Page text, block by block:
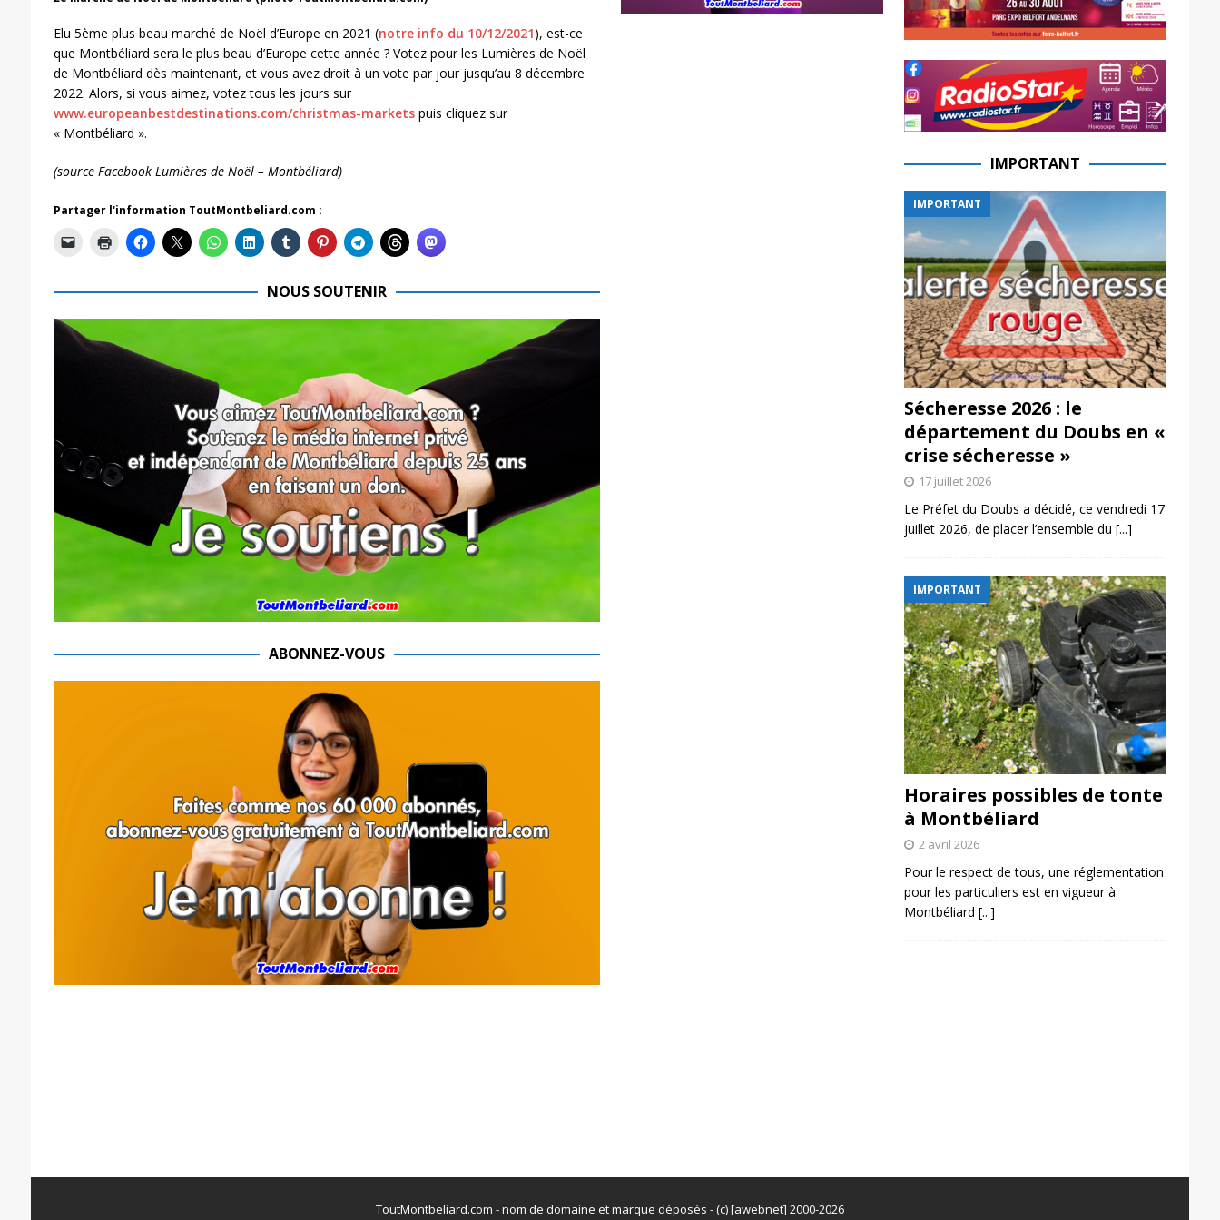
Elu 5ème plus beau marché de Noël d’Europe en 2021 (notre info du 10/12/2021), est-ce
que Montbéliard sera le plus beau d’Europe cette année ? Votez pour les Lumières de Noël
de Montbéliard dès maintenant, et vous avez droit à un vote par jour jusqu’au 8 décembre
2022. Alors, si vous aimez, votez tous les jours sur
www.europeanbestdestinations.com/christmas-marketspuis cliquez sur
« Montbéliard ».
(source Facebook Lumières de Noël – Montbéliard)
Partager l'information ToutMontbeliard.com :
NOUS SOUTENIR
ABONNEZ-VOUS
IMPORTANT
IMPORTANT
Sécheresse 2026 : le
département du Doubs en «
crise sécheresse »
17 juillet 2026
Le Préfet du Doubs a décidé, ce vendredi 17
juillet 2026, de placer l’ensemble du [...]
IMPORTANT
Horaires possibles de tonte
à Montbéliard
2 avril 2026
Pour le respect de tous, une réglementation
pour les particuliers est en vigueur à
Montbéliard [...]
ToutMontbeliard.com - nom de domaine et marque déposés - (c) [awebnet] 2000-2026